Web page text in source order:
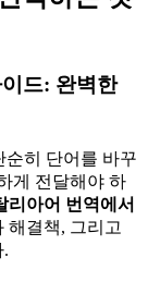
드: 완벽한
히 단어를 바꾸
게 전달해야 하
리아어 번역에서
해결책, 그리고
.